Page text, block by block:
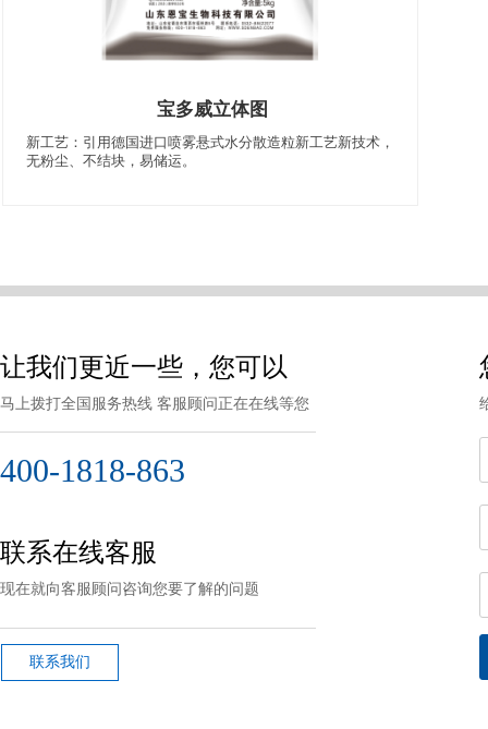
宝多威立体图
新工艺：引用德国进口喷雾悬式水分散造粒新工艺新技术，
无粉尘、不结块，易储运。
联系我们
现在就向客服顾问咨询您要了解的问题
联系在线客服
马上拨打全国服务热线 客服顾问正在在线等您
400-1818-863
让我们更近一些，您可以